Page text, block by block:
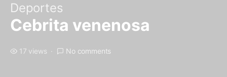
Deportes
Cebrita venenosa
17 views No comments